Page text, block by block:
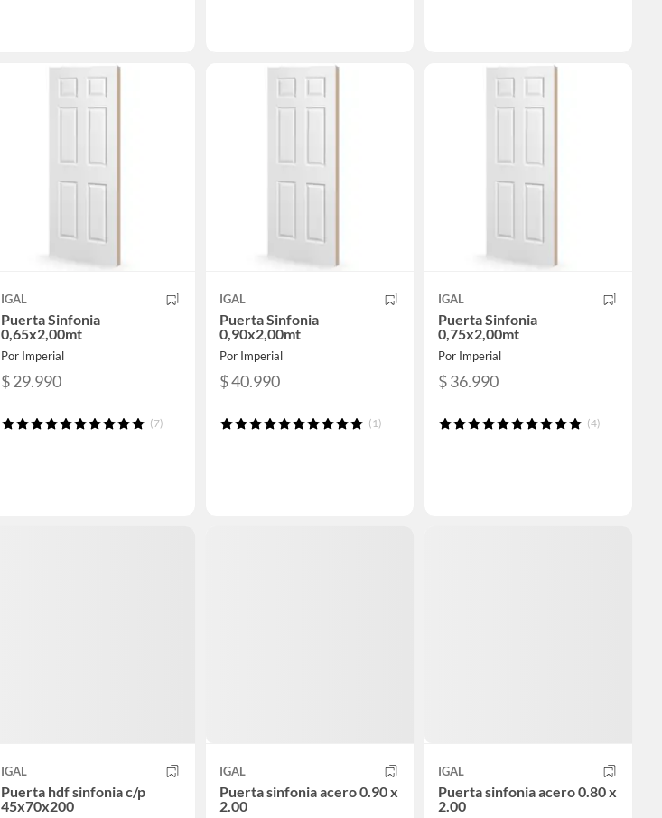
IGAL
Puerta Sinfonia
0,65x2,00mt
Por Imperial
$ 29.990
(7)
IGAL
Puerta Sinfonia
0,90x2,00mt
Por Imperial
$ 40.990
(1)
IGAL
Puerta Sinfonia
0,75x2,00mt
Por Imperial
$ 36.990
(4)
IGAL
Puerta hdf sinfonia c/p
45x70x200
IGAL
Puerta sinfonia acero 0.90 x
2.00
IGAL
Puerta sinfonia acero 0.80 x
2.00